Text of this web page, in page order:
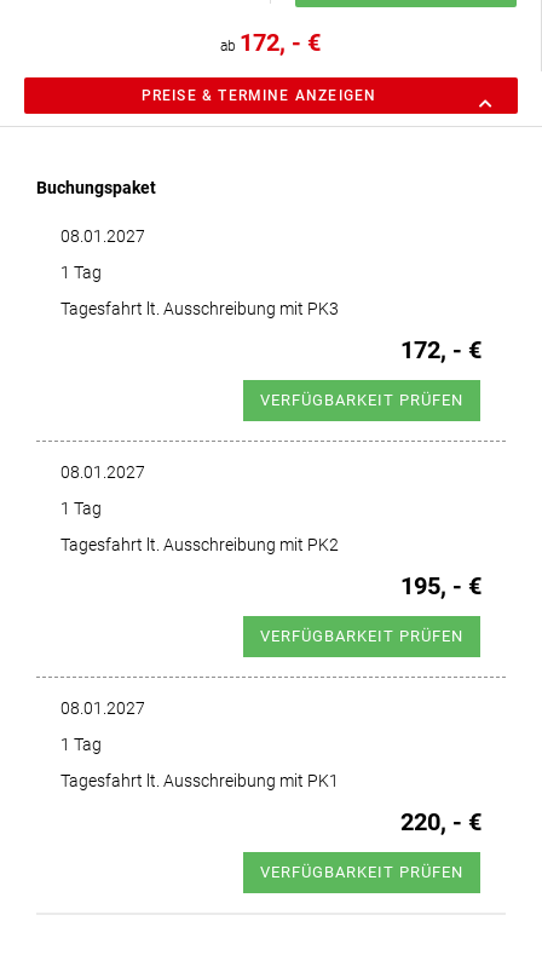
ab 172, - €
PREISE & TERMINE ANZEIGEN
Buchungspaket
08.01.2027
1 Tag
Tagesfahrt lt. Ausschreibung mit PK3
172, - €
VERFÜGBARKEIT PRÜFEN
08.01.2027
1 Tag
Tagesfahrt lt. Ausschreibung mit PK2
195, - €
VERFÜGBARKEIT PRÜFEN
08.01.2027
1 Tag
Tagesfahrt lt. Ausschreibung mit PK1
220, - €
VERFÜGBARKEIT PRÜFEN